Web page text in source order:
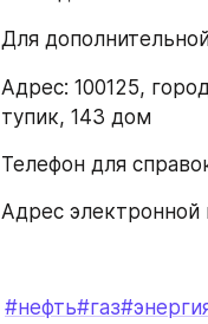
Для
Адрес: 100125,
тупик, 143 дом
Телефон для
Адрес электронной
#нефть#газ